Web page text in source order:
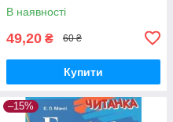
В наявності
49,20 ₴ 60 ₴
Купити
–15%